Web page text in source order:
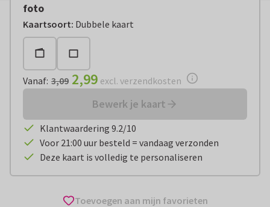
foto
Kaartsoort: Dubbele kaart
Vanaf: € 2,99 excl. verzendkosten
Vanaf: 3,09 2,99 excl. verzendkosten
Bewerk je kaart
Klantwaardering 9.2/10
Voor 21:00 uur besteld = vandaag verzonden
Deze kaart is volledig te personaliseren
Toevoegen aan mijn favorieten